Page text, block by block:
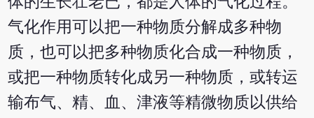
气化作用可以把一种物质分解成多种物
质，也可以把多种物质化合成一种物质，
或把一种物质转化成另一种物质，或转运
输布气、精、血、津液等精微物质以供给